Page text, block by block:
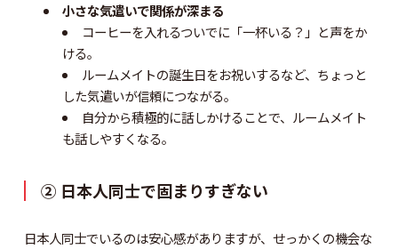
小さな気遣いで関係が深まる
コーヒーを入れるついでに「一杯いる？」と声をか
ける。
ルームメイトの誕生日をお祝いするなど、ちょっと
した気遣いが信頼につながる。
自分から積極的に話しかけることで、ルームメイト
も話しやすくなる。
② 日本人同士で固まりすぎない
日本人同士でいるのは安心感がありますが、せっかくの機会な